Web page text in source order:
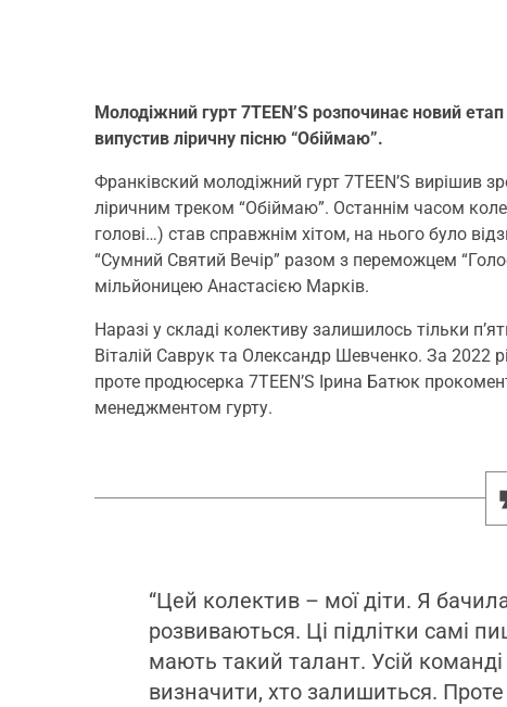
Молодіжний гурт 7TEEN’S розпочинає новий
випустив ліричну пісню “Обіймаю”.
Франківский молодіжний гурт 7TEEN’S вирішив
ліричним треком “Обіймаю”. Останнім часом
голові…) став справжнім хітом, на нього було
“Сумний Святий Вечір” разом з переможцем
мільйоницею Анастасією Марків.
Наразі у складі колективу залишилось тільки
Віталій Саврук та Олександр Шевченко. За 2022
проте продюсерка 7TEEN’S Ірина Батюк
менеджментом гурту.
“Цей колектив – мої діти. Я
розвиваються. Ці підлітки самі
мають такий талант. Усій
визначити, хто залишиться. Проте